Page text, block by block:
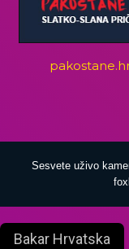
Sesvete uživo
Bakar Hrvatska